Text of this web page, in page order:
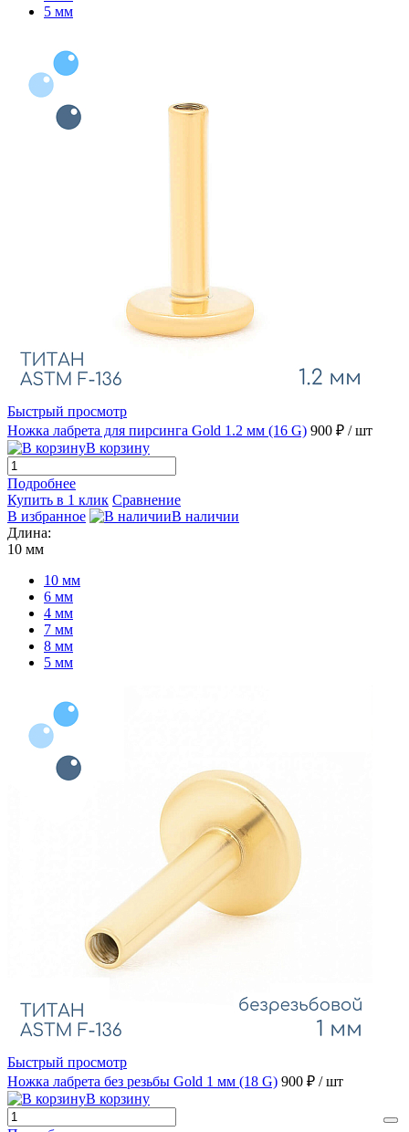
5 мм
Быстрый просмотр
Ножка лабрета для пирсинга Gold 1.2 мм (16 G) 900 ₽ / шт
В корзину
Подробнее
Купить в 1 клик Сравнение
В избранное
В наличии
Длина:
10 мм
10 мм
6 мм
4 мм
7 мм
8 мм
5 мм
Быстрый просмотр
Ножка лабрета без резьбы Gold 1 мм (18 G) 900 ₽ / шт
В корзину